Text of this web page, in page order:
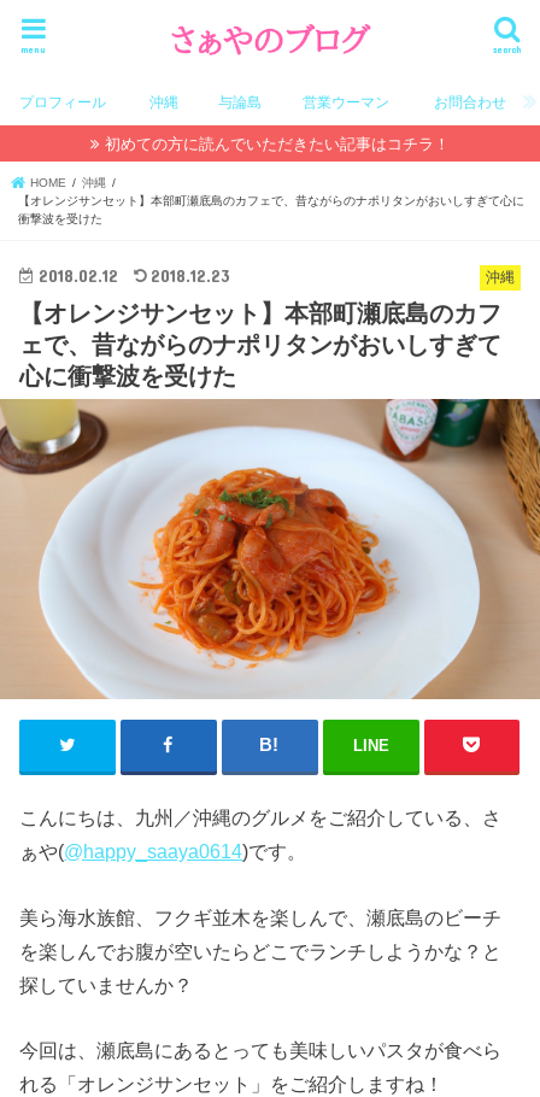
search
menu
プロフィール 沖縄 与論島 営業ウーマン お問合わせ
初めての方に読んでいただきたい記事はコチラ！
HOME
沖縄
【オレンジサンセット】本部町瀬底島のカフェで、昔ながらのナポリタンがおいしすぎて心に
衝撃波を受けた
沖縄
2018.02.12 2018.12.23
【オレンジサンセット】本部町瀬底島のカフ
ェで、昔ながらのナポリタンがおいしすぎて
心に衝撃波を受けた
LINE
こんにちは、九州／沖縄のグルメをご紹介している、さ
ぁや(@happy_saaya0614)です。
美ら海水族館、フクギ並木を楽しんで、瀬底島のビーチ
を楽しんでお腹が空いたらどこでランチしようかな？と
探していませんか？
今回は、瀬底島にあるとっても美味しいパスタが食べら
れる「オレンジサンセット」をご紹介しますね！